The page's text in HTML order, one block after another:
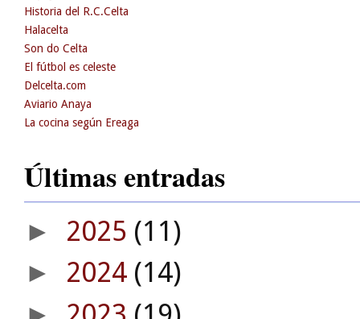
Historia del R.C.Celta
Halacelta
Son do Celta
El fútbol es celeste
Delcelta.com
Aviario Anaya
La cocina según Ereaga
Últimas entradas
► 2025 (11)
► 2024 (14)